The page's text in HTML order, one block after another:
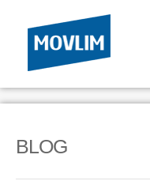
INICIO
HOSTING
BLOG